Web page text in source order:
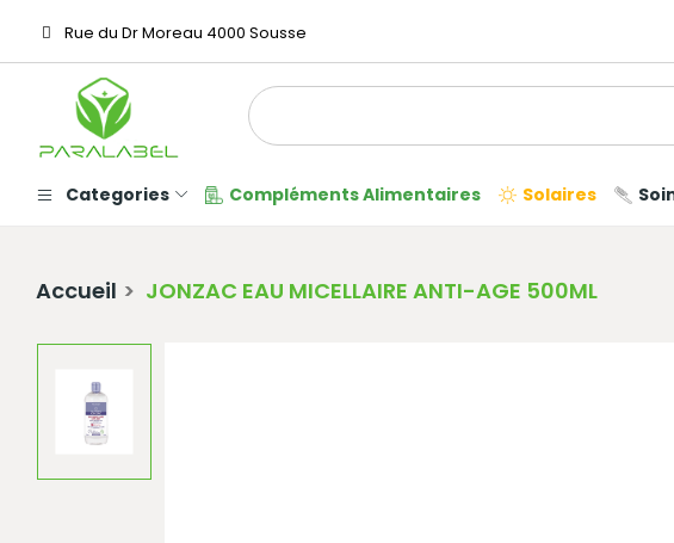
Rue du Dr Moreau 4000 Sousse
Categories Compléments Alimentaires Solaires
Accueil JONZAC EAU MICELLAIRE ANTI-AGE 500ML